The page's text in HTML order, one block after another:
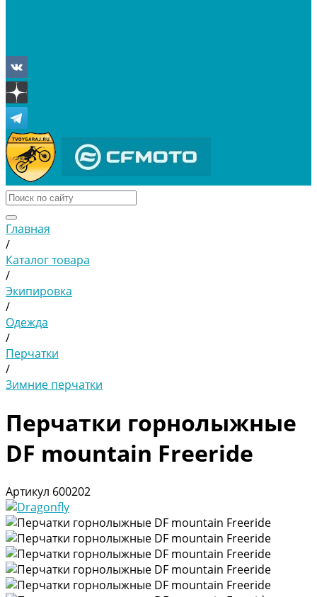
Главная
/
Каталог товара
/
Экипировка
/
Одежда
/
Перчатки
/
Зимние перчатки
Перчатки горнолыжные
DF mountain Freeride
Артикул 600202